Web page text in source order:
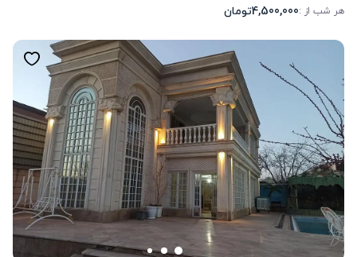
هر شب از :4,500,000تومان